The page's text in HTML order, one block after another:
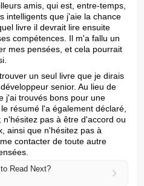
amis, qui est, entre-temps,
intelligents que j'aie la chance
livre il devrait lire ensuite
compétences. Il m'a fallu un
mes pensées, et cela pourrait
un seul livre que je dirais
senior. Au lieu de
j'ai trouvés bons pour une
résumé l'a également déclaré,
pas à être d'accord ou
ainsi que n'hésitez pas à
contacter de toute autre
Read Next?